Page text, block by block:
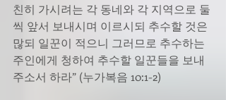
친히 가시려는 각 동네와 각 지역으로 둘
씩 앞서 보내시며 이르시되 추수할 것은
많되 일꾼이 적으니 그러므로 추수하는
주인에게 청하여 추수할 일꾼들을 보내
주소서 하라” (누가복음 10:1-2)